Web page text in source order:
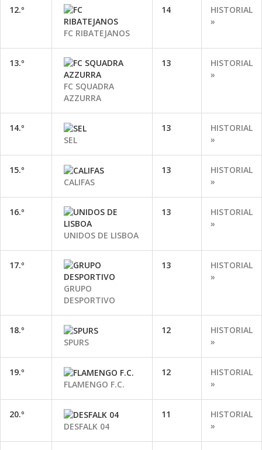
12.º
FC RIBATEJANOS
14
HISTORIAL
»
13.º
FC SQUADRA
AZZURRA
13
HISTORIAL
»
14.º
SEL
13
HISTORIAL
»
15.º
CALIFAS
13
HISTORIAL
»
16.º
UNIDOS DE LISBOA
13
HISTORIAL
»
17.º
GRUPO
DESPORTIVO
13
HISTORIAL
»
18.º
SPURS
12
HISTORIAL
»
19.º
FLAMENGO F.C.
12
HISTORIAL
»
20.º
DESFALK 04
11
HISTORIAL
»